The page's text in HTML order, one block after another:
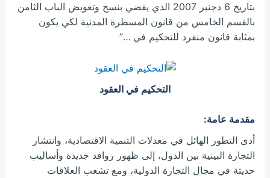
بتاريخ 6 دجنبر 2007 الذي يقضي بنسخ وتعويض الباب الثامن
بالقسم الخامس من قانون المسطرة المدنية لكي يكون
بمثابة قانون منفرد للتحكيم في …”
التحكيم في العقود
مقدمة عامة:
أدى التطور الهائل في معدلات التنمية الاقتصادية، وانتشار
التجارة البينية بين الدول، إلى ظهور روافد جديدة وأساليب
حديثة في مجال التجارة الدولية، ومع تشعب العلاقات